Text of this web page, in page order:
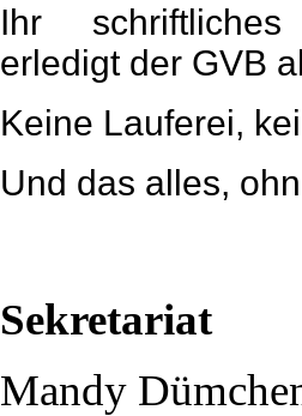
Ihr schriftliches
erledigt der GVB
Keine Lauferei,
Und das alles,
Sekretariat
Mandy